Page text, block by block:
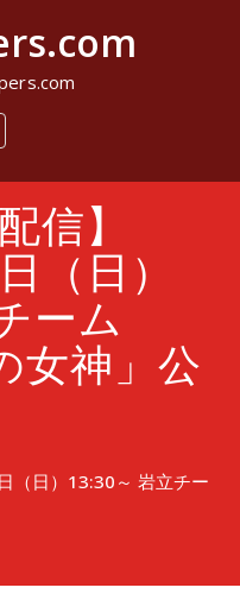
信】
（日）
ーム
女神」公
（日）13:30～ 岩立チー